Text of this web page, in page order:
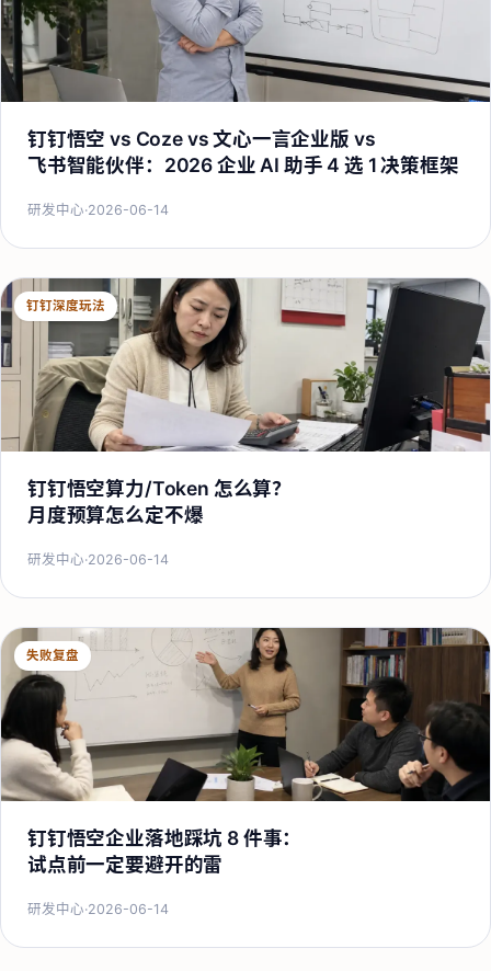
钉钉悟空 vs Coze vs 文心一言企业版 vs
飞书智能伙伴：2026 企业 AI 助手 4 选 1 决策框架
研发中心·2026-06-14
钉钉深度玩法
钉钉悟空算力/Token 怎么算？
月度预算怎么定不爆
研发中心·2026-06-14
失败复盘
钉钉悟空企业落地踩坑 8 件事：
试点前一定要避开的雷
研发中心·2026-06-14